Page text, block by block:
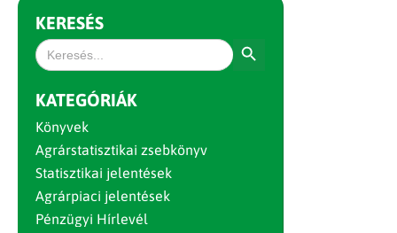
KERESÉS
Search
for:
KATEGÓRIÁK
Könyvek
Agrárstatisztikai zsebkönyv
Statisztikai jelentések
Agrárpiaci jelentések
Pénzügyi Hírlevél